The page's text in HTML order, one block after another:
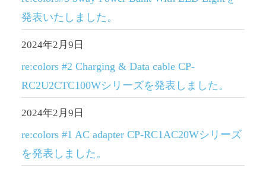
発表いたしました。
re:colors #2 Charging & Data cable CP-
RC2U2CTC100Wシリーズを発表しました。
2024年2月9日
re:colors #1 AC adapter CP-RC1AC20Wシリーズ
を発表しました。
2024年2月9日